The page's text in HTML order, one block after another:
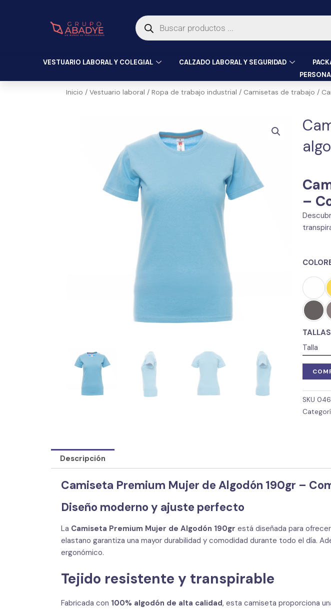
de
productos
VESTUARIO LABORAL Y COLEGIAL CALZADO LABORAL Y SEGURIDAD
Inicio / Vestuario laboral / Ropa de trabajo industrial / Camisetas de trabajo /
–
TALLAS
Talla
SKU
Descripción
Camiseta Premium Mujer de Algodón 190gr –
Diseño moderno y ajuste perfecto
La Camiseta Premium Mujer de Algodón 190gr está diseñada para
elastano garantiza una mayor durabilidad y comodidad durante todo el día.
ergonómico.
Tejido resistente y transpirable
Fabricada con 100% algodón de alta calidad, esta camiseta proporciona